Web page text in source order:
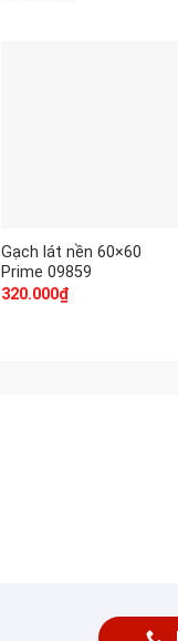
Gạch lát nền 60×60
Prime 09859
320.000₫